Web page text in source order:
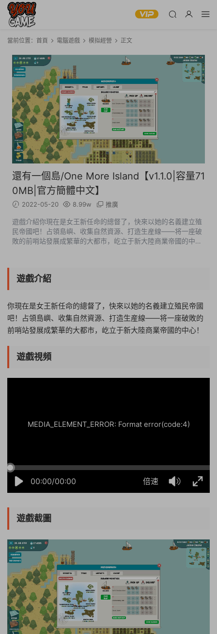
當前位置： 首頁 電腦遊戲 模拟經營 正文
還有一個島/One More Island【v1.1.0|容量71
0MB|官方簡體中文】
2022-05-20 8.99w 推廣
遊戲介紹你現在是女王新任命的總督了，快來以她的名義建立殖
民帝國吧！占領島嶼、收集自然資源、打造生産線——将一座破
敗的前哨站發展成繁華的大都市，屹立于新大陸商業帝國的中
遊戲介紹
你現在是女王新任命的總督了，快來以她的名義建立殖民帝國
吧！占領島嶼、收集自然資源、打造生産線——将一座破敗的
前哨站發展成繁華的大都市，屹立于新大陸商業帝國的中心！
遊戲視頻
00:00/00:00 倍速
MEDIA_ELEMENT_ERROR: Format error(code:4)
遊戲截圖